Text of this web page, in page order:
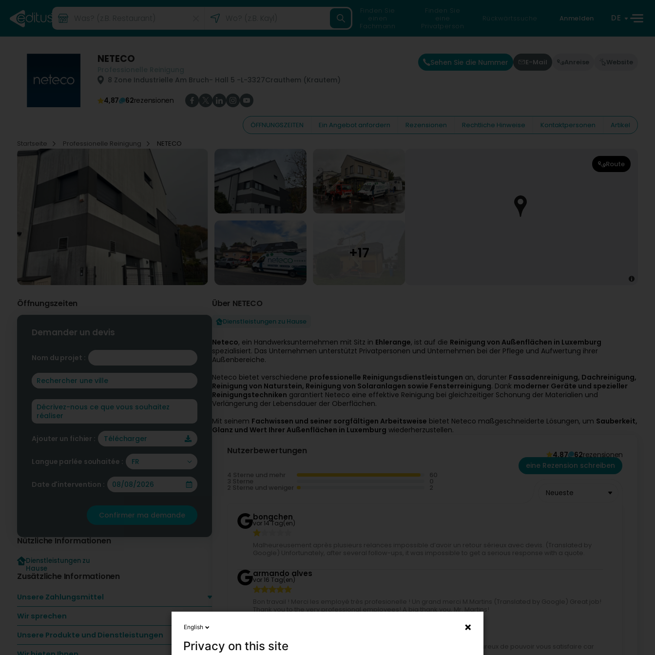
Finden Sie
einen
Fachmann
Finden Sie
eine
Privatperson
Rückwärtssuche Anmelden DE
NETECO
8 Zone Industrielle Am Bruch- Hall 5 -L-3327Crauthem (Krautem)
4,87 62rezensionen
Sehen Sie die Nummer E-Mail Anreise Website
ÖFFNUNGSZEITEN Ein Angebot anfordern Rezensionen Rechtliche Hinweise Kontaktpersonen
Artikel
Startseite
Professionelle Reinigung NETECO
Route
Öffnungszeiten
Demander un devis
Nom du projet :
Ajouter un fichier : Télécharger
Langue parlée souhaitée : FR
Date d'intervention :
Confirmer ma demande
Nützliche Informationen
Dienstleistungen zu
Hause
Zusätzliche Informationen
Unsere Zahlungsmittel
Wir sprechen
Unsere Produkte und Dienstleistungen
Über NETECO
Dienstleistungen zu Hause
Neteco, ein Handwerksunternehmen mit Sitz in Ehlerange, ist auf die Reinigung von Außenflächen in Luxemburg
spezialisiert. Das Unternehmen unterstützt Privatpersonen und Unternehmen bei der Pflege und Aufwertung ihrer
Außenbereiche.
Neteco bietet verschiedene professionelle Reinigungsdienstleistungen an, darunter Fassadenreinigung, Dachreinigung,
Reinigung von Naturstein, Reinigung von Solaranlagen sowie Fensterreinigung. Dank moderner Geräte und spezieller
Reinigungstechniken garantiert Neteco eine effektive Reinigung bei gleichzeitiger Schonung der Materialien und
Verlängerung der Lebensdauer der Oberflächen.
Mit seinem Fachwissen und seiner sorgfältigen Arbeitsweise bietet Neteco maßgeschneiderte Lösungen, um Sauberkeit,
Glanz und Wert Ihrer Außenflächen in Luxemburg wiederherzustellen.
Nutzerbewertungen 4,87 62rezensionen
4 Sterne und mehr
3 Sterne
2 Sterne und weniger
eine Rezension schreiben
Neueste
bongchen
vor 14 Tag(en)
Malheureusement après plusieurs relances impossible d’avoir un retour sérieux avec devis. (Translated by
Google) Unfortunately, after several follow-ups, it was impossible to get a serious response with a quote.
armando alves
vor 16 Tag(en)
Bon travail ! Merci les employé très profesionelle ! Un grand merci M.Martins (Translated by Google) Great job!
Thank you to the very professional employees! A big thank you, Mr. Martins!
Bonjour armando Merci pour votre commentaire. Nous sommes heureux de pouvoir vous satisfaire car
English
Privacy on this site